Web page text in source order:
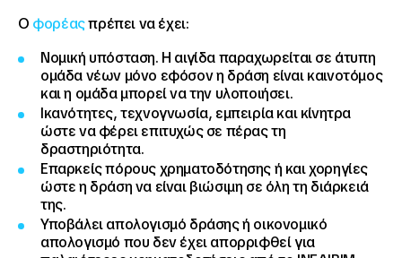
Ο φορέαςπρέπει να έχει:
Νομική υπόσταση. Η αιγίδα παραχωρείται σε άτυπη
ομάδα νέων μόνο εφόσον η δράση είναι καινοτόμος
και η ομάδα μπορεί να την υλοποιήσει.
Ικανότητες, τεχνογνωσία, εμπειρία και κίνητρα
ώστε να φέρει επιτυχώς σε πέρας τη
δραστηριότητα.
Επαρκείς πόρους χρηματοδότησης ή και χορηγίες
ώστε η δράση να είναι βιώσιμη σε όλη τη διάρκειά
της.
Υποβάλει απολογισμό δράσης ή οικονομικό
απολογισμό που δεν έχει απορριφθεί για